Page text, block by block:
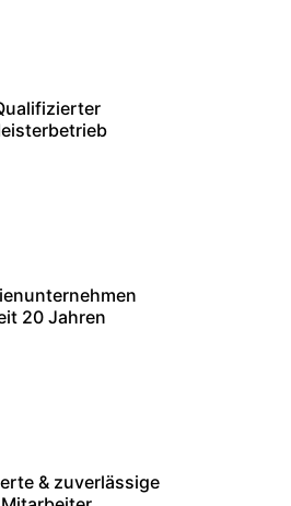
20 Jahren
& zuverlässige